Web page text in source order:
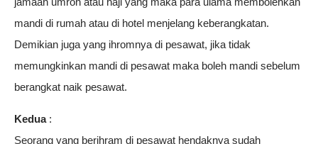
mandi di rumah atau di hotel menjelang keberangkatan.
Demikian juga yang ihromnya di pesawat, jika tidak
memungkinkan mandi di pesawat maka boleh mandi sebelum
berangkat naik pesawat.
Kedua:
Seorang yang berihram di pesawat hendaknya sudah